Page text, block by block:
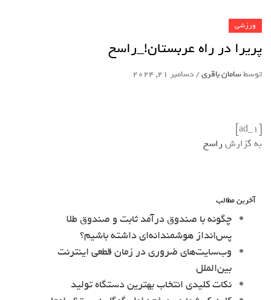
ورزشی
پریرا در راه عربستان!_راسخ
توسطسامان باقری/دسامبر 21, 2024
[ad_1]
به گزارش راسخ
آخرین مطالب
چگونه با صندوق درآمد ثابت و صندوق طلا
پس‌انداز هوشمندانه‌ای داشته باشیم؟
وب‌سایت‌های ضروری در زمان قطعی اینترنت
بین‌الملل
نکات کلیدی انتخاب بهترین دستگاه تولید